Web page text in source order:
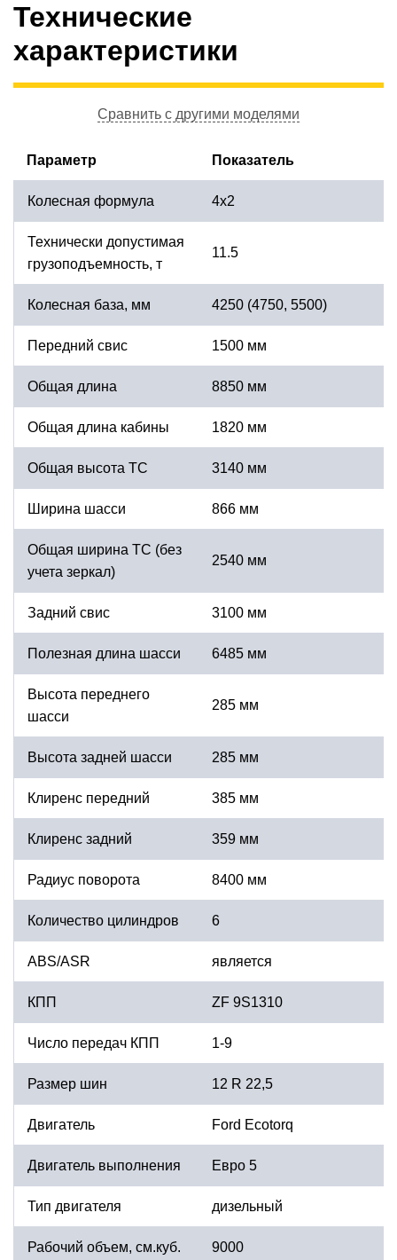
Технические
характеристики
Сравнить с другими моделями
Параметр Показатель
Колесная формула 4х2
Технически допустимая
грузоподъемность, т
11.5
Колесная база, мм 4250 (4750, 5500)
Передний свис 1500 мм
Общая длина 8850 мм
Общая длина кабины 1820 мм
Общая высота ТС 3140 мм
Ширина шасси 866 мм
Общая ширина ТС (без
учета зеркал)
2540 мм
Задний свис 3100 мм
Полезная длина шасси 6485 мм
Высота переднего
шасси
285 мм
Высота задней шасси 285 мм
Клиренс передний 385 мм
Клиренс задний 359 мм
Радиус поворота 8400 мм
Количество цилиндров 6
ABS/ASR является
КПП ZF 9S1310
Число передач КПП 1-9
Размер шин 12 R 22,5
Двигатель Ford Ecotorq
Двигатель выполнения Евро 5
Тип двигателя дизельный
Рабочий объем, см.куб. 9000